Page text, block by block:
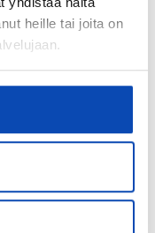
heille tai joita on